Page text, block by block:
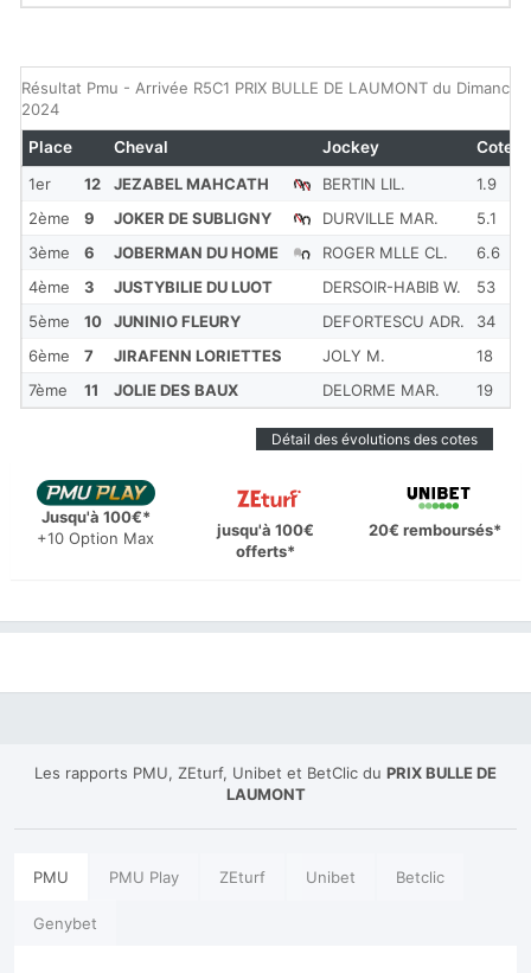
Résultat Pmu - Arrivée R5C1 PRIX BULLE DE LAUMONT du
2024
1er 12 JEZABEL MAHCATH BERTIN LIL. 1.9
2ème
9 JOKER DE SUBLIGNY DURVILLE MAR. 5.1
3ème
6 JOBERMAN DU HOME ROGER MLLE CL. 6.6
4ème
3 JUSTYBILIE DU LUOT DERSOIR-HABIB W. 53
5ème
10 JUNINIO FLEURY DEFORTESCU ADR. 34
6ème
7 JIRAFENN LORIETTES JOLY M. 18
7ème
11 JOLIE DES BAUX DELORME MAR. 19
Place Cheval Jockey Cote
Détail des évolutions des cotes
Jusqu'à 100€*
+10 Option Max
jusqu'à 100€
offerts*
20€ remboursés*
Les rapports PMU, ZEturf, Unibet et BetClic du PRIX BULLE DE
LAUMONT
PMU PMU Play ZEturf Unibet Betclic
Genybet